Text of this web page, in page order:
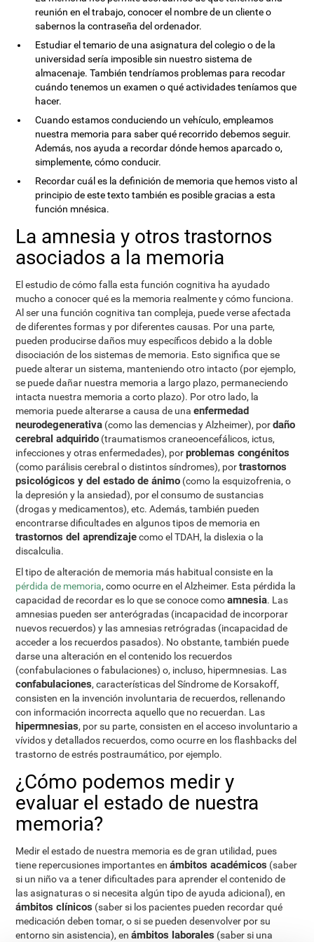
reunión en el trabajo, conocer el nombre de un cliente o
sabernos la contraseña del ordenador.
Estudiar el temario de una asignatura del colegio o de la
universidad sería imposible sin nuestro sistema de
almacenaje. También tendríamos problemas para recodar
cuándo tenemos un examen o qué actividades teníamos que
hacer.
Cuando estamos conduciendo un vehículo, empleamos
nuestra memoria para saber qué recorrido debemos seguir.
Además, nos ayuda a recordar dónde hemos aparcado o,
simplemente, cómo conducir.
Recordar cuál es la definición de memoria que hemos visto al
principio de este texto también es posible gracias a esta
función mnésica.
La amnesia y otros trastornos
asociados a la memoria
El estudio de cómo falla esta función cognitiva ha ayudado
mucho a conocer qué es la memoria realmente y cómo funciona.
Al ser una función cognitiva tan compleja, puede verse afectada
de diferentes formas y por diferentes causas. Por una parte,
pueden producirse daños muy específicos debido a la doble
disociación de los sistemas de memoria. Esto significa que se
puede alterar un sistema, manteniendo otro intacto (por ejemplo,
se puede dañar nuestra memoria a largo plazo, permaneciendo
intacta nuestra memoria a corto plazo). Por otro lado, la
memoria puede alterarse a causa de unaenfermedad
neurodegenerativa (como las demencias y Alzheimer), pordaño
cerebral adquirido (traumatismos craneoencefálicos, ictus,
infecciones y otras enfermedades), porproblemas congénitos
(como parálisis cerebral o distintos síndromes), portrastornos
psicológicos y del estado de ánimo (como la esquizofrenia, o
la depresión y la ansiedad), por el consumo de sustancias
(drogas y medicamentos), etc. Además, también pueden
encontrarse dificultades en algunos tipos de memoria en
trastornos del aprendizajecomo el TDAH, la dislexia o la
discalculia.
El tipo de alteración de memoria más habitual consiste en la
pérdida de memoria, como ocurre en el Alzheimer. Esta pérdida la
capacidad de recordar es lo que se conoce comoamnesia. Las
amnesias pueden ser anterógradas (incapacidad de incorporar
nuevos recuerdos) y las amnesias retrógradas (incapacidad de
acceder a los recuerdos pasados). No obstante, también puede
darse una alteración en el contenido los recuerdos
(confabulaciones o fabulaciones) o, incluso, hipermnesias. Las
confabulaciones, características del Síndrome de Korsakoff,
consisten en la invención involuntaria de recuerdos, rellenando
con información incorrecta aquello que no recuerdan. Las
hipermnesias, por su parte, consisten en el acceso involuntario a
vívidos y detallados recuerdos, como ocurre en los flashbacks del
trastorno de estrés postraumático, por ejemplo.
¿Cómo podemos medir y
evaluar el estado de nuestra
memoria?
Medir el estado de nuestra memoria es de gran utilidad, pues
tiene repercusiones importantes enámbitos académicos (saber
si un niño va a tener dificultades para aprender el contenido de
las asignaturas o si necesita algún tipo de ayuda adicional), en
ámbitos clínicos (saber si los pacientes pueden recordar qué
medicación deben tomar, o si se pueden desenvolver por su
entorno sin asistencia), enámbitos laborales (saber si una